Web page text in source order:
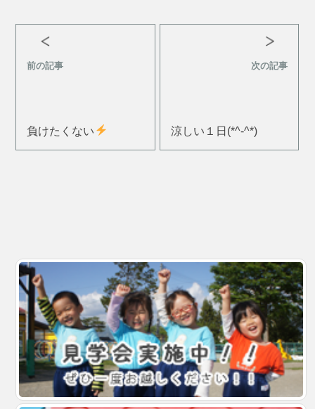
前の記事
負けたくない
次の記事
涼しい１日(*^-^*)